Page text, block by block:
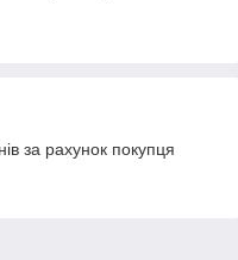
за рахунок покупця